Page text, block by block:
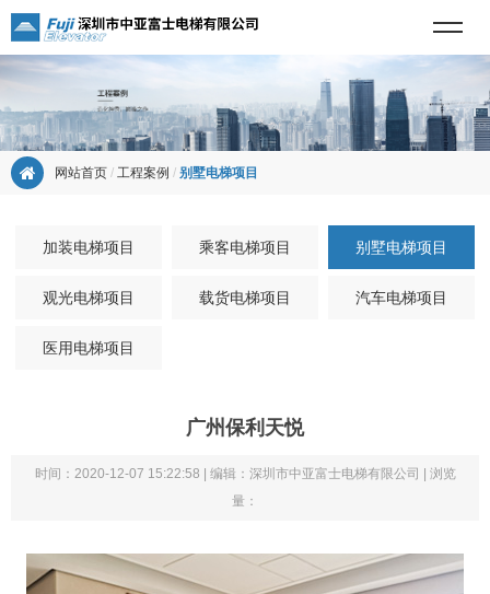
网站首页 / 工程案例 / 别墅电梯项目
加装电梯项目 乘客电梯项目 别墅电梯项目
观光电梯项目 载货电梯项目 汽车电梯项目
医用电梯项目
广州保利天悦
时间：2020-12-07 15:22:58 | 编辑：深圳市中亚富士电梯有限公司 | 浏览
量：